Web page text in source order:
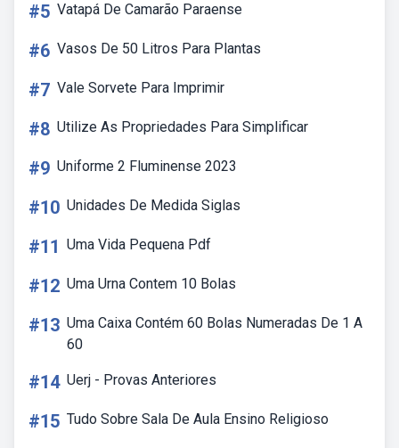
#5 Vatapá De Camarão Paraense
#6 Vasos De 50 Litros Para Plantas
#7 Vale Sorvete Para Imprimir
#8 Utilize As Propriedades Para Simplificar
#9 Uniforme 2 Fluminense 2023
#10 Unidades De Medida Siglas
#11 Uma Vida Pequena Pdf
#12 Uma Urna Contem 10 Bolas
#13 Uma Caixa Contém 60 Bolas Numeradas De 1 A
60
#14 Uerj - Provas Anteriores
#15 Tudo Sobre Sala De Aula Ensino Religioso